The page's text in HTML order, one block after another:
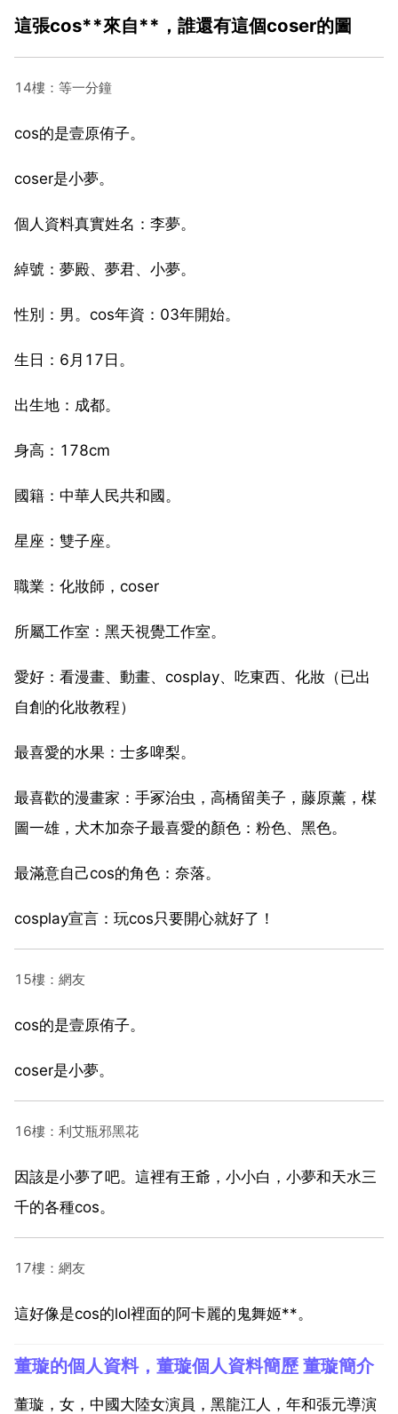
這張cos**來自**，誰還有這個coser的圖
14樓：等一分鐘
cos的是壹原侑子。
coser是小夢。
個人資料真實姓名：李夢。
綽號：夢殿、夢君、小夢。
性別：男。cos年資：03年開始。
生日：6月17日。
出生地：成都。
身高：178cm
國籍：中華人民共和國。
星座：雙子座。
職業：化妝師，coser
所屬工作室：黑天視覺工作室。
愛好：看漫畫、動畫、cosplay、吃東西、化妝（已出
自創的化妝教程）
最喜愛的水果：士多啤梨。
最喜歡的漫畫家：手冢治虫，高橋留美子，藤原薰，楳
圖一雄，犬木加奈子最喜愛的顏色：粉色、黑色。
最滿意自己cos的角色：奈落。
cosplay宣言：玩cos只要開心就好了！
15樓：網友
cos的是壹原侑子。
coser是小夢。
16樓：利艾瓶邪黑花
因該是小夢了吧。這裡有王爺，小小白，小夢和天水三
千的各種cos。
17樓：網友
這好像是cos的lol裡面的阿卡麗的鬼舞姬**。
董璇的個人資料，董璇個人資料簡歷 董璇簡介
董璇，女，中國大陸女演員，黑龍江人，年和張元導演